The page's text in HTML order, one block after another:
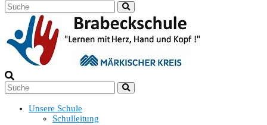
Unsere Schule
Schulleitung